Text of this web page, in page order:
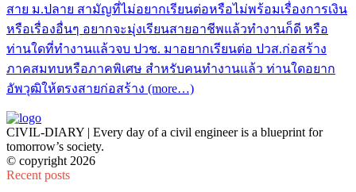
สาย ม.ปลาย สามัญที่ไม่อยากเรียนต่อหรือไม่พร้อมเรื่องการเงิน
หรือเรื่องอื่นๆ อยากจะมุ่งเรียนสายอาชีพแล้วทำงานก็ดี หรือ
ท่านใดที่ทำงานแล้วจบ ปวช. มาอยากเรียนต่อ ปวส.ก่อสร้าง
ภาคสมทบหรือภาคพิเศษ สำหรับคนทำงานแล้ว ท่านใดอยาก
อัพวุฒิให้ตรงสายก่อสร้าง (more…)
CIVIL-DIARY | Every day of a civil engineer is a blueprint for
tomorrow’s society.
© copyright 2026
Recent posts